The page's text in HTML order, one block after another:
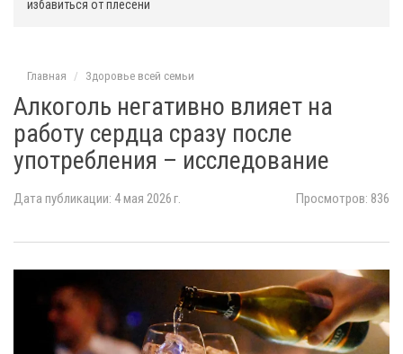
избавиться от плесени
Главная Здоровье всей семьи
Алкоголь негативно влияет на
работу сердца сразу после
употребления – исследование
Дата публикации: 4 мая 2026 г. Просмотров: 836